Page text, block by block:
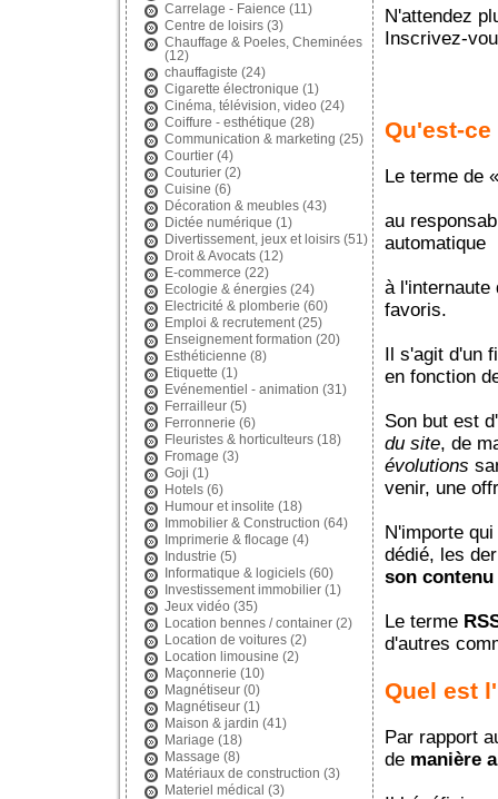
Carrelage - Faience (11)
Centre de loisirs(3)
Chauffage & Poeles, Cheminées
(12)
chauffagiste (24)
Cigarette électronique (1)
Cinéma, télévision, video (24)
Coiffure - esthétique (28)
Communication & marketing (25)
Courtier(4)
Couturier(2)
Cuisine (6)
Décoration & meubles(43)
Dictée numérique (1)
Divertissement, jeux et loisirs(51)
Droit & Avocats(12)
E-commerce (22)
Ecologie & énergies(24)
Electricité & plomberie (60)
Emploi & recrutement(25)
Enseignement formation (20)
Esthéticienne (8)
Etiquette (1)
Evénementiel - animation (31)
Ferrailleur(5)
Ferronnerie (6)
Fleuristes & horticulteurs(18)
Fromage (3)
Goji (1)
Hotels(6)
Humour et insolite (18)
Immobilier & Construction (64)
Imprimerie & flocage (4)
Industrie (5)
Informatique & logiciels(60)
Investissement immobilier(1)
Jeux vidéo (35)
Location bennes / container(2)
Location de voitures(2)
Location limousine (2)
Maçonnerie (10)
Magnétiseur(0)
Magnétiseur(1)
Maison & jardin (41)
Mariage (18)
Massage (8)
Matériaux de construction (3)
Materiel médical (3)
N'attendez
Inscrivez-
Qu'est-
Le terme de
au
automatique
à l'internaute
favoris.
Il s'agit d'un
en fonction
Son but est
du site, de
évolutions
venir, une
N'importe
dédié, les
son contenu
Le terme
d'autres
Quel est
Par rapport
de manière